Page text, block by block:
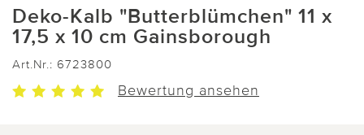
Deko-Kalb "Butterblümchen" 11 x
17,5 x 10 cm Gainsborough
Art.Nr.: 6723800
Bewertung ansehen